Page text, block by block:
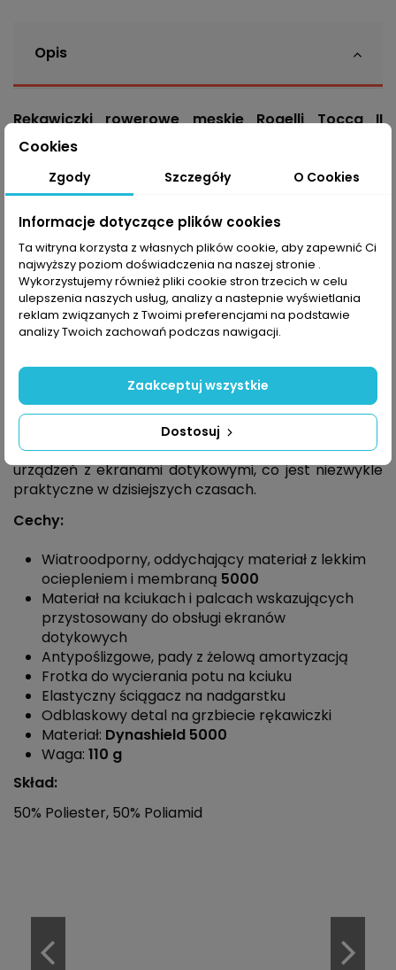
Opis
Rękawiczki rowerowe męskie Rogelli Tocca II
reprezentują połączenie najnowszych technologii ze
sportowym designem. Wykonane z materiału
najwyższej jakości, zapewniają doskonałą ochronę
przed chłodem. Dzięki wyjątkowym właściwościom
izolacyjnym stanowi doskonały wybór na zimę.
Membrana
Dynashield 5000
chroni przed lekkim deszczem i wiatrem. Miękka
podszewka z polaru gwarantuje komfort i skuteczną
izolację, więcTocca II są idealne na suchą, zimową
pogodę, kiedy wieje silny wiatr i istnieje ryzyko lekkich
opadów. Elastyczne mankiety doskonale przylegają
rękawami kurtki, chroniąc przed wnikaniem zimna.
Dodatkowo, ergonomiczny krój rękawiczek zapewnia
doskonałe dopasowanie do kształtu dłoni, co
przekłada się na wyższą wygodę podczas jazdy.
Część dotykowa na palcach umożliwia obsługę
urządzeń z ekranami dotykowymi, co jest niezwykle
praktyczne w dzisiejszych czasach.
Cechy:
Wiatroodporny, oddychający materiał z lekkim
ociepleniem i membraną 5000
Materiał na kciukach i palcach wskazujących
przystosowany do obsługi ekranów
dotykowych
Antypoślizgowe, pady z żelową amortyzacją
Frotka do wycierania potu na kciuku
Elastyczny ściągacz na nadgarstku
Odblaskowy detal na grzbiecie rękawiczki
Materiał: Dynashield 5000
Waga: 110 g
Skład:
50% Poliester, 50% Poliamid
Cookies
Zgody Szczegóły O Cookies
Informacje dotyczące plików cookies
Ta witryna korzysta z własnych plików cookie, aby zapewnić Ci
najwyższy poziom doświadczenia na naszej stronie .
Wykorzystujemy również pliki cookie stron trzecich w celu
ulepszenia naszych usług, analizy a nastepnie wyświetlania
reklam związanych z Twoimi preferencjami na podstawie
analizy Twoich zachowań podczas nawigacji.
Dostosuj
Zaakceptuj wszystkie